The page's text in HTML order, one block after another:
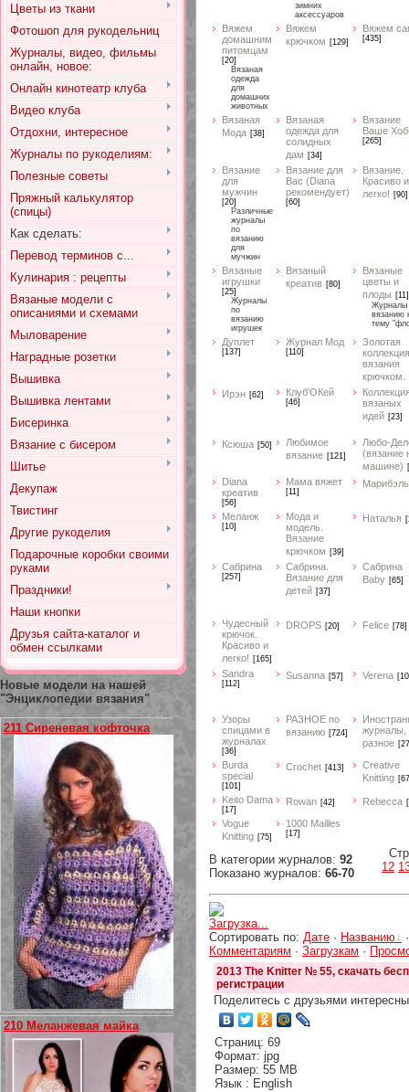
Цветы из ткани
Фотошоп для рукодельниц
Журналы, видео, фильмы
онлайн, новое:
Онлайн кинотеатр клуба
Видео клуба
Отдохни, интересное
Журналы по рукоделиям:
Полезные советы
Пряжный калькулятор
(спицы)
Как сделать:
Перевод терминов с...
Кулинария : рецепты
Вязаные модели с
описаниями и схемами
Мыловарение
Наградные розетки
Вышивка
Вышивка лентами
Бисеринка
Вязание с бисером
Шитье
Декупаж
Твистинг
Другие рукоделия
Подарочные коробки своими
руками
Праздники!
Наши кнопки
Друзья сайта-каталог и
обмен ссылками
Новые модели на нашей
"Энциклопедии вязания"
211 Сиреневая кофточка
210 Меланжевая майка
зимних
аксессуаров
Вяжем
домашним
питомцам
[20]
Вязаная
одежда
для
домашних
животных
Вяжем
крючком [129]
Вяжем
[435]
Вязаная
Мода [38]
Вязаная
одежда для
солидных
дам [34]
Вязание
Ваше
[265]
Вязание
для
мужчин
[20]
Различные
журналы
по
вязанию
для
мучжин
Вязание для
Вас (Diana
рекомендует)
[60]
Вязание.
Красиво и
легко! [90]
Вязаные
игрушки
[25]
Журналы
по
вязанию
игрушек
Вязаный
креатив [80]
Вязаные
цветы и
плоды [11]
Журналы
вязанию
тему
Дуплет
[137]
Журнал Мод
[110]
Золотая
коллекция
вязания
крючком.
Ирэн [62] Клуб'ОКей
[46]
вязаных
идей [23]
Ксюша [50]
Любимое
вязание [121]
Любо-
(вязание
машине)
Diana
креатив
[56]
Мама вяжет
[11]
Марибэль
Меланж
[10]
Мода и
модель.
Вязание
крючком [39]
Наталья
Сабрина
[257]
Сабрина.
Вязание для
детей [37]
Сабрина
Baby [65]
Чудесный
крючок.
Красиво и
легко! [165]
DROPS [20] Felice [78]
Sandra
[112]
Susanna [57] Verena
Узоры
спицами в
журналах
[36]
РАЗНОЕ по
вязанию [724]
журналы,
разное
Burda
special
[101]
Crochet [413]
Creative
Knitting
Keito Dama
[17]
Rowan [42] Rebecca
Vogue
Knitting [75]
1000 Mailles
[17]
В категории журналов: 92
Показано журналов: 66-70
12
Загрузка...
Сортировать по: Дате · Названию
Комментариям · Загрузкам ·
2013 The Knitter № 55, скачать
регистрации
Поделитесь с друзьями
Страниц: 69
Формат: jpg
Размер: 55 MB
Язык : English